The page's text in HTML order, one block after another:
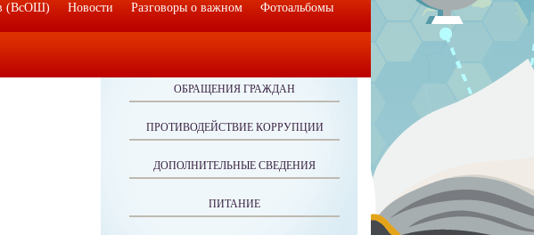
ОБРАЩЕНИЯ ГРАЖДАН
ПРОТИВОДЕЙСТВИЕ КОРРУПЦИИ
ДОПОЛНИТЕЛЬНЫЕ СВЕДЕНИЯ
ПИТАНИЕ
(ВсОШ) Новости Разговоры о важном Фотоальбомы